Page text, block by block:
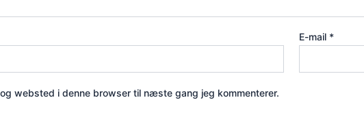
E-mail *
websted i denne browser til næste gang jeg kommenterer.